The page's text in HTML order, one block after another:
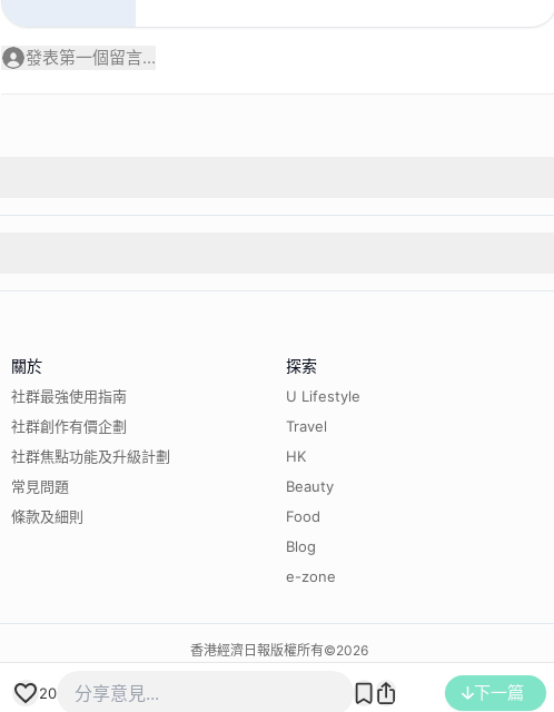
發表第一個留言...
20 下一篇
關於
社群最強使用指南
社群創作有價企劃
社群焦點功能及升級計劃
常見問題
條款及細則
探索
U Lifestyle
Travel
HK
Beauty
Food
Blog
e-zone
香港經濟日報版權所有©2026